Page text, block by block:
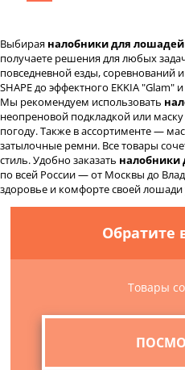
Выбирая налобники для лошадей
получаете решения для любых
повседневной езды, соревнований
SHAPE до эффектного EKKIA "Glam"
Мы рекомендуем использовать
неопреновой подкладкой или
погоду. Также в ассортименте —
затылочные ремни. Все товары
стиль. Удобно заказать налобники
по всей России — от Москвы до
здоровье и комфорте своей лошади
Обратите
Товары